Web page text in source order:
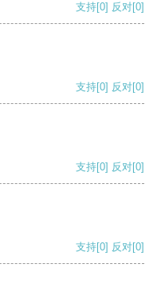
支持[0] 反对[0]
支持[0] 反对[0]
支持[0] 反对[0]
支持[0] 反对[0]